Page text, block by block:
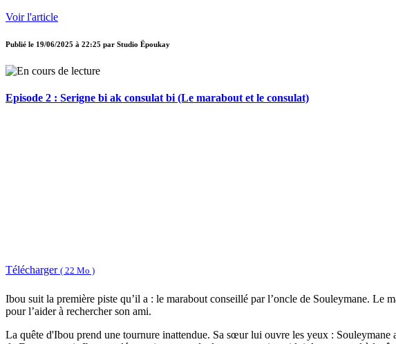
Voir l'article
Publié le 19/06/2025 à 22:25 par Studio Ëpoukay
Episode 2 : Serigne bi ak consulat bi (Le marabout et le consulat)
Télécharger ( 22 Mo )
Ibou suit la première piste qu’il a : le marabout conseillé par l’oncle de Souleymane.
pour l’aider à rechercher son ami.
La quête d'Ibou prend une tournure inattendue. Sa sœur lui ouvre les yeux : Souleymane